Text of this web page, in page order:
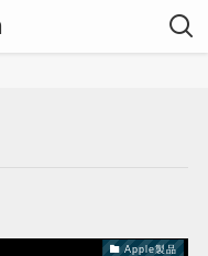
Apple製品